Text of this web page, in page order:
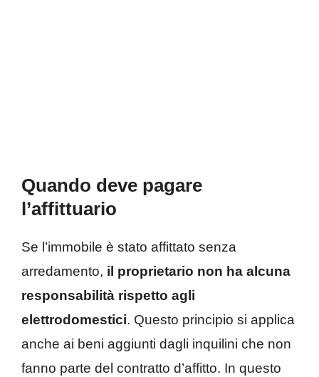
Quando deve pagare
l’affittuario
Se l’immobile è stato affittato senza
arredamento, il proprietario non ha alcuna
responsabilità rispetto agli
elettrodomestici. Questo principio si applica
anche ai beni aggiunti dagli inquilini che non
fanno parte del contratto d’affitto. In questo